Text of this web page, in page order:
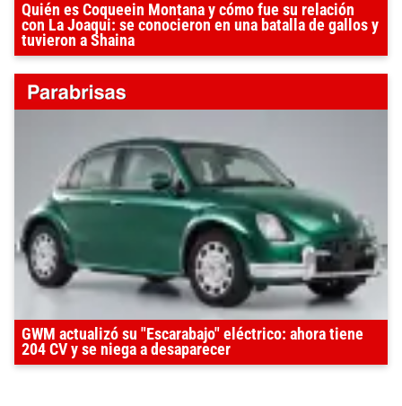
Quién es Coqueein Montana y cómo fue su relación
con La Joaqui: se conocieron en una batalla de gallos y
tuvieron a Shaina
GWM actualizó su "Escarabajo" eléctrico: ahora tiene
204 CV y se niega a desaparecer